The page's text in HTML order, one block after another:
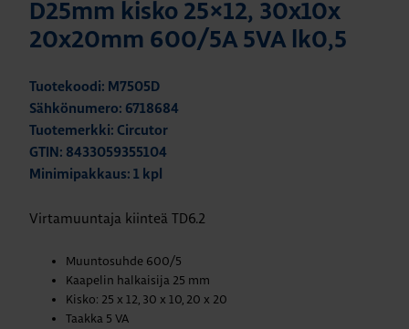
D25mm kisko 25×12, 30x10x
20x20mm 600/5A 5VA lk0,5
Tuotekoodi: M7505D
Sähkönumero: 6718684
Tuotemerkki: Circutor
GTIN: 8433059355104
Minimipakkaus: 1 kpl
Virtamuuntaja kiinteä TD6.2
Muuntosuhde 600/5
Kaapelin halkaisija 25 mm
Kisko: 25 x 12, 30 x 10, 20 x 20
Taakka 5 VA